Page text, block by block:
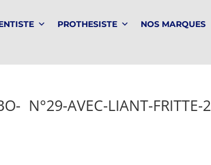
PROTHESISTE NOS MARQUES
N°29-AVEC-LIANT-FRITTE-2